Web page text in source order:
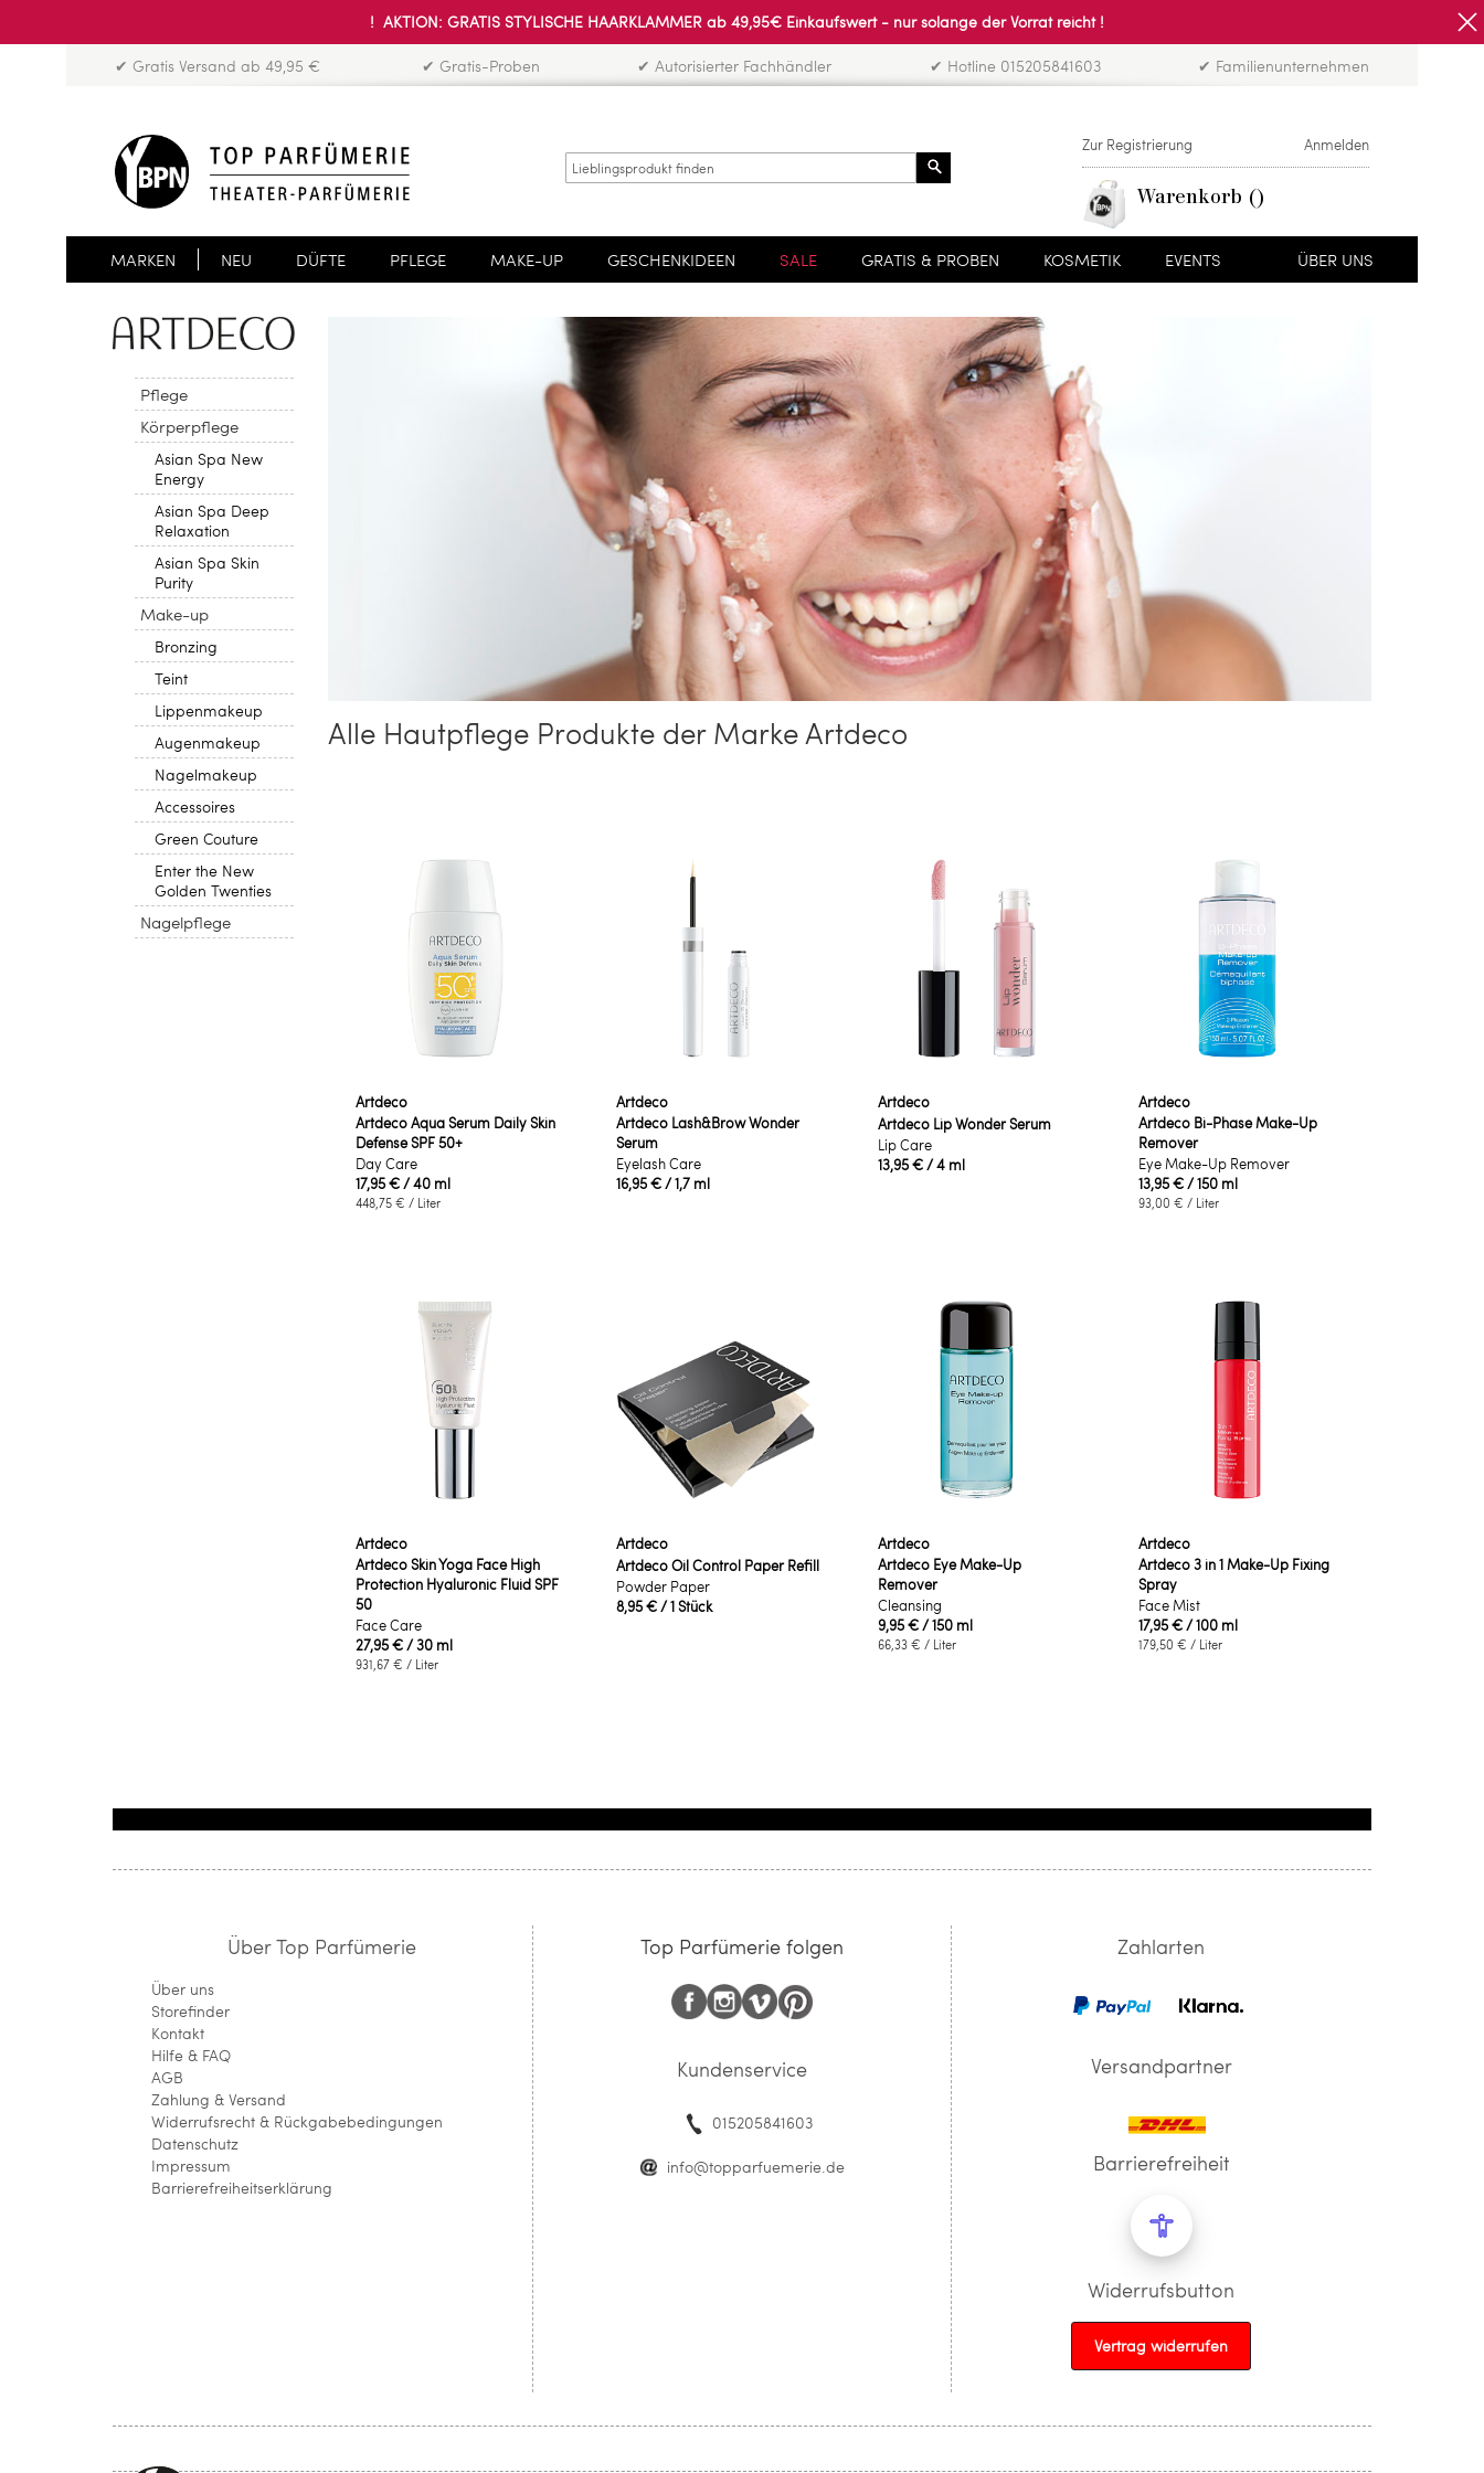
! AKTION: GRATIS STYLISCHE HAARKLAMMER ab 49,95€ Einkaufswert - nur solange der Vorrat reicht !
✔ Gratis Versand ab 49,95 € ✔ Gratis-Proben ✔ Autorisierter Fachhändler ✔ Hotline 015205841603 ✔ Familienunternehmen
Zur Registrierung Anmelden
Warenkorb
MARKEN NEU DÜFTE PFLEGE MAKE-UP GESCHENKIDEEN SALE GRATIS & PROBEN KOSMETIK EVENTS ÜBER UNS
Pflege
Körperpflege
Asian Spa New
Energy
Asian Spa Deep
Relaxation
Asian Spa Skin
Purity
Make-up
Bronzing
Teint
Lippenmakeup
Augenmakeup
Nagelmakeup
Accessoires
Green Couture
Enter the New
Golden Twenties
Nagelpflege
Alle Hautpflege Produkte der Marke Artdeco
Artdeco
Artdeco Aqua Serum Daily Skin
Defense SPF 50+
Day Care
17,95 €/ 40 ml
448,75 € / Liter
Artdeco
Artdeco Lash&Brow Wonder
Serum
Eyelash Care
16,95 €/ 1,7 ml
Artdeco
Artdeco Lip Wonder Serum
Lip Care
13,95 €/ 4 ml
Artdeco
Artdeco Bi-Phase Make-Up
Remover
Eye Make-Up Remover
13,95 €/ 150 ml
93,00 € / Liter
Artdeco
Artdeco Skin Yoga Face High
Protection Hyaluronic Fluid SPF
50
Face Care
27,95 €/ 30 ml
931,67 € / Liter
Artdeco
Artdeco Oil Control Paper Refill
Powder Paper
8,95 €/ 1 Stück
Artdeco
Artdeco Eye Make-Up
Remover
Cleansing
9,95 €/ 150 ml
66,33 € / Liter
Artdeco
Artdeco 3 in 1 Make-Up Fixing
Spray
Face Mist
17,95 €/ 100 ml
179,50 € / Liter
Über Top Parfümerie
Über uns
Storefinder
Kontakt
Hilfe & FAQ
AGB
Zahlung & Versand
Widerrufsrecht & Rückgabebedingungen
Datenschutz
Impressum
Barrierefreiheitserklärung
Top Parfümerie folgen
Kundenservice
015205841603
info@topparfuemerie.de
Zahlarten
Versandpartner
Barrierefreiheit
Widerrufsbutton
Vertrag widerrufen